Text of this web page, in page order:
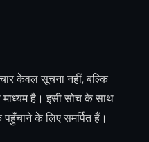
केवल सूचना नहीं, बल्कि
है। इसी सोच के साथ
के लिए समर्पित हैं।